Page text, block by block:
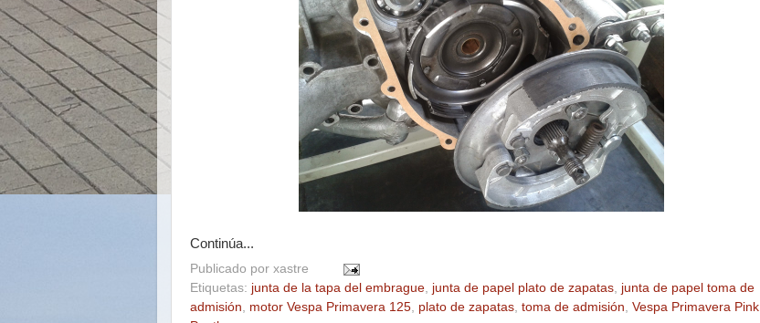
Continúa...
Publicado por xastre
Etiquetas: junta de la tapa del embrague junta de papel plato de zapatas junta de papel toma de
admisión
motor Vespa Primavera 125 plato de zapatas toma de admisión Vespa Primavera Pink